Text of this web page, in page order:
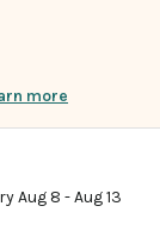
more
Aug 8 -Aug 13